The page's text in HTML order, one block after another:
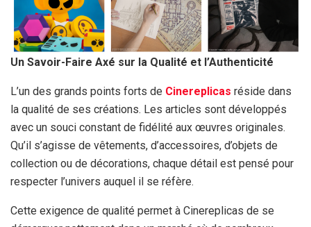
Un Savoir-Faire Axé sur la Qualité et l’Authenticité
L’un des grands points forts de Cinereplicas réside dans
la qualité de ses créations. Les articles sont développés
avec un souci constant de fidélité aux œuvres originales.
Qu’il s’agisse de vêtements, d’accessoires, d’objets de
collection ou de décorations, chaque détail est pensé pour
respecter l’univers auquel il se réfère.
Cette exigence de qualité permet à Cinereplicas de se